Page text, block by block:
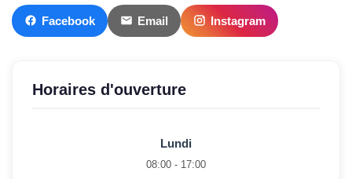
Facebook Email Instagram
Horaires d'ouverture
Lundi
08:00 - 17:00